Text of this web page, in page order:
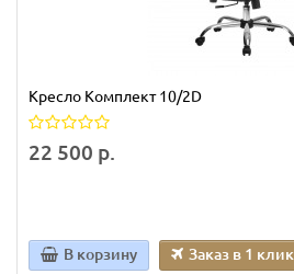
Кресло Комплект 10/2D
22 500 р.
В корзину Заказ в 1 клик